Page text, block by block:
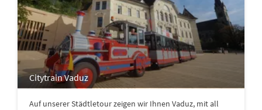
Citytrain Vaduz
Auf unserer Städtletour zeigen wir Ihnen Vaduz, mit all